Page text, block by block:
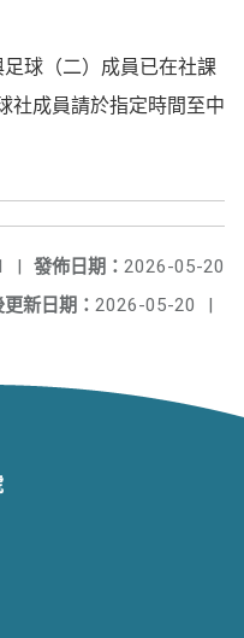
球（二）成員已在社課
社成員請於指定時間至中
發佈日期： 2026-05-20
|
新日期： 2026-05-20 |